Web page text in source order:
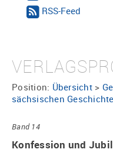
RSS-Feed
Position: Übersicht>
sächsischen
Band 14
Konfession und